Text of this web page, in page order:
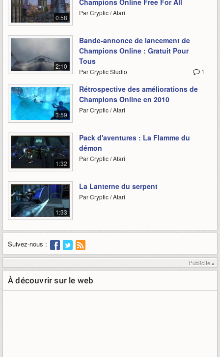
0:58
Champions Online Free For All
Par Cryptic / Atari
2:10
Bande-annonce de lancement de
Champions Online : Gratuit Pour
Tous
1
Par Cryptic Studio
3:59
Rétrospective des améliorations de
Champions Online en 2010
Par Cryptic / Atari
1:32
Pack d'aventures : La Flamme du
démon
Par Cryptic / Atari
1:33
La Lanterne du serpent
Par Cryptic / Atari
Suivez-nous :
Publicité ▴
À découvrir sur le web